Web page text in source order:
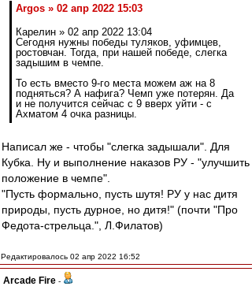
Argos » 02 апр 2022 15:03
Карелин » 02 апр 2022 13:04
Сегодня нужны победы туляков, уфимцев,
ростовчан. Тогда, при нашей победе, слегка
задышим в чемпе.
То есть вместо 9-го места можем аж на 8
подняться? А нафига? Чемп уже потерян. Да
и не получится сейчас с 9 вверх уйти - с
Ахматом 4 очка разницы.
Написал же - чтобы "слегка задышали". Для
Кубка. Ну и выполнение наказов РУ - "улучшить
положение в чемпе".
"Пусть формально, пусть шутя! РУ у нас дитя
природы, пусть дурное, но дитя!" (почти "Про
Федота-стрельца.", Л.Филатов)
Редактировалось 02 апр 2022 16:52
Arcade Fire -